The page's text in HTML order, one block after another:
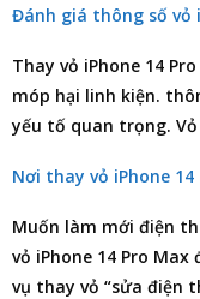
Đánh giá thông số vỏ
Thay vỏ iPhone 14
móp hại linh kiện.
yếu tố quan trọng.
Nơi thay vỏ iPhone
Muốn làm mới điện
vỏ iPhone 14 Pro Max
vụ thay vỏ “sửa điện